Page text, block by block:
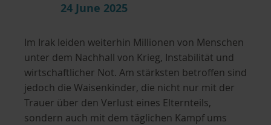
24 June 2025
Im Irak leiden weiterhin Millionen von Menschen
unter dem Nachhall von Krieg, Instabilität und
wirtschaftlicher Not. Am stärksten betroffen sind
jedoch die Waisenkinder, die nicht nur mit der
Trauer über den Verlust eines Elternteils,
sondern auch mit dem täglichen Kampf ums